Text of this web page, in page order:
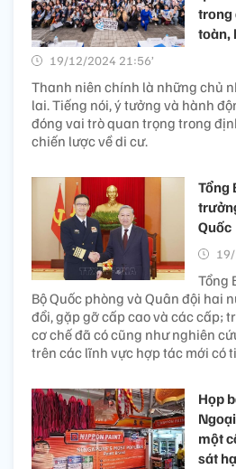
trong
toàn,
19/12/2024 21:56’
Thanh niên chính là những chủ
lai. Tiếng nói, ý tưởng và hành
đóng vai trò quan trọng trong
chiến lược về di cư.
Tổng
Quốc
Tổng
Bộ Quốc phòng và Quân đội hai
đổi, gặp gỡ cấp cao và các cấp;
cơ chế đã có cũng như nghiên
trên các lĩnh vực hợp tác mới có
Họp
một
sát